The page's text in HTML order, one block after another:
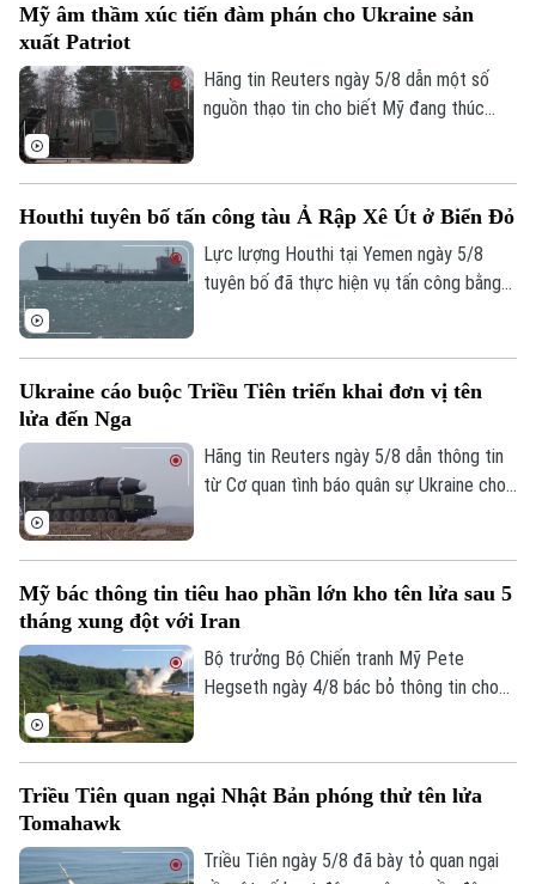
Chuyên mục
Thời sự
Hà Nội
Hà Nội
Nhịp sống Hà Nội
Thế giới
Mỹ âm thầm xúc tiến đàm phán cho Ukraine sản
xuất Patriot
Hãng tin Reuters ngày 5/8 dẫn một số
nguồn thạo tin cho biết Mỹ đang thúc
hụt loại vũ khí quan trọng này để đối phó
các cuộc tập kích của Nga.
Houthi tuyên bố tấn công tàu Ả Rập Xê Út ở Biển Đỏ
Lực lượng Houthi tại Yemen ngày 5/8
tuyên bố đã thực hiện vụ tấn công bằng
phong tỏa hàng hải mà nhóm này đang
đồng quốc tế.
Ukraine cáo buộc Triều Tiên triển khai đơn vị tên
lửa đến Nga
Hãng tin Reuters ngày 5/8 dẫn thông tin
từ Cơ quan tình báo quân sự Ukraine cho
trăm tên lửa đạn đạo nhằm hỗ trợ các
hoạt động quân sự của Moscow tại
Ukraine. Nga và Triều Tiên hiện chưa đưa
ra bình luận về thông tin này.
Mỹ bác thông tin tiêu hao phần lớn kho tên lửa sau 5
tháng xung đột với Iran
Bộ trưởng Bộ Chiến tranh Mỹ Pete
Hegseth ngày 4/8 bác bỏ thông tin cho
đầy đủ năng lực quân sự.
Triều Tiên quan ngại Nhật Bản phóng thử tên lửa
Tomahawk
Triều Tiên ngày 5/8 đã bày tỏ quan ngại